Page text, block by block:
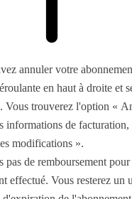
annuler votre
en haut à droite et
Vous trouverez l'option «
informations de
modifications ».
de remboursement
effectué. Vous resterez un